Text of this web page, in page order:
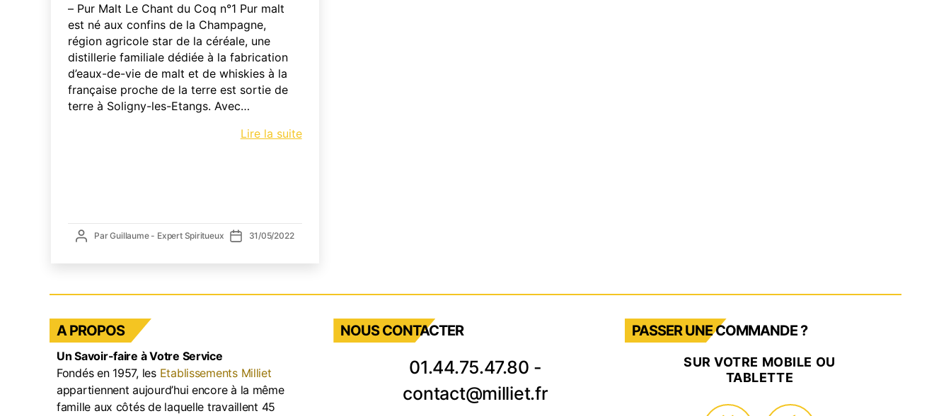
– Pur Malt Le Chant du Coq n°1 Pur malt
est né aux confins de la Champagne,
région agricole star de la céréale, une
distillerie familiale dédiée à la fabrication
d’eaux-de-vie de malt et de whiskies à la
française proche de la terre est sortie de
terre à Soligny-les-Etangs. Avec…
Lire la suiteCHANT
AuteurParGuillaume - Expert Spiritueux Date
31/05/2022
A PROPOS
Un Savoir-faire à Votre Service
Fondés en 1957, les Etablissements Milliet
appartiennent aujourd’hui encore à la même
famille aux côtés de laquelle travaillent 45
NOUS CONTACTER
01.44.75.47.80 -
contact@milliet.fr
PASSER UNE COMMANDE ?
SUR VOTRE MOBILE OU
TABLETTE